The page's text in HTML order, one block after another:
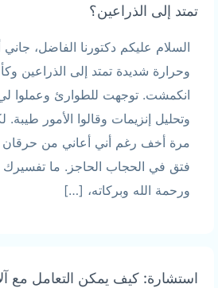
تمتد إلى الذراعين؟
السلام عليكم دكتورنا الفاضل،
وحرارة شديدة تمتد إلى الذراعين
انكمشت. توجهت للطوارئ وعملوا
وتحليل إنزيمات وقالوا الأمور
مرة أخف رغم أني أعاني من
فتق في الحجاب الحاجز. ما تفسيرك
ورحمة الله وبركاته، […]
استشارة: كيف يمكن التعامل مع